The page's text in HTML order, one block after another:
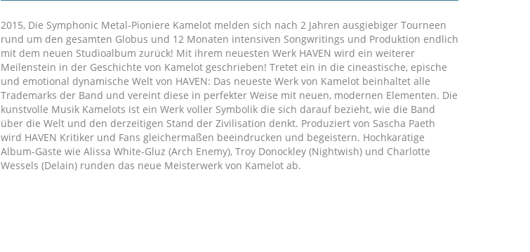
2015, Die Symphonic Metal-Pioniere Kamelot melden sich nach 2 Jahren ausgiebiger Tourneen
rund um den gesamten Globus und 12 Monaten intensiven Songwritings und Produktion endlich
mit dem neuen Studioalbum zurück! Mit ihrem neuesten Werk HAVEN wird ein weiterer
Meilenstein in der Geschichte von Kamelot geschrieben! Tretet ein in die cineastische, epische
und emotional dynamische Welt von HAVEN: Das neueste Werk von Kamelot beinhaltet alle
Trademarks der Band und vereint diese in perfekter Weise mit neuen, modernen Elementen. Die
kunstvolle Musik Kamelots ist ein Werk voller Symbolik die sich darauf bezieht, wie die Band
über die Welt und den derzeitigen Stand der Zivilisation denkt. Produziert von Sascha Paeth
wird HAVEN Kritiker und Fans gleichermaßen beeindrucken und begeistern. Hochkarätige
Album-Gäste wie Alissa White-Gluz (Arch Enemy), Troy Donockley (Nightwish) und Charlotte
Wessels (Delain) runden das neue Meisterwerk von Kamelot ab.